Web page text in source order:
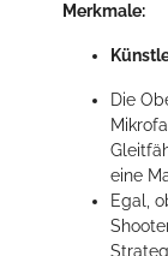
Merkmale:
Die
eine
Egal,